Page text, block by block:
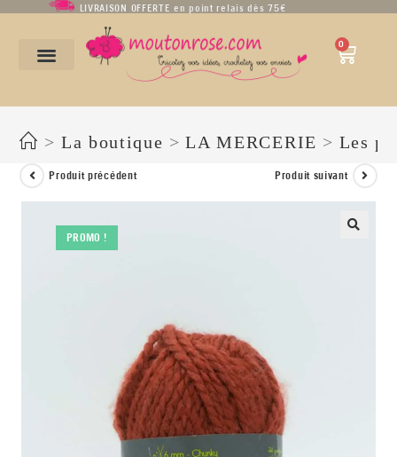
LIVRAISON OFFERTE en point relais dès 75€
0
> La boutique > LA MERCERIE > Les
PROMO !
Produit précédent Produit suivant